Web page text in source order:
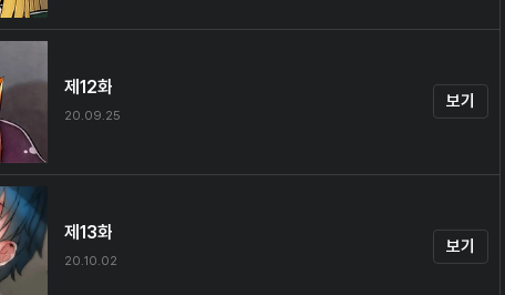
제12화
20.09.25
보기
제13화
20.10.02
보기